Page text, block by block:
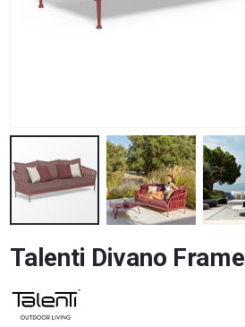
all'inizio
della
galleria
di
Talenti Divano Frame